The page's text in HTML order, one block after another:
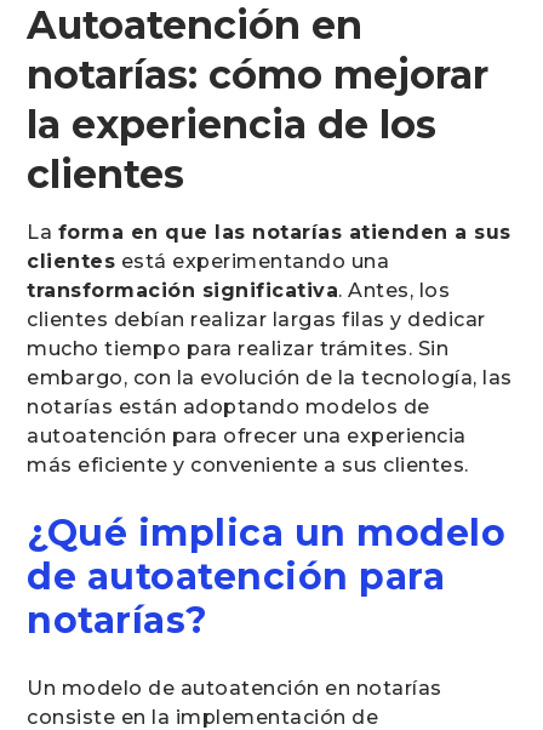
Autoatención en
notarías: cómo mejorar
la experiencia de los
clientes
La forma en que las notarías atienden a sus
clientes está experimentando una
transformación significativa. Antes, los
clientes debían realizar largas filas y dedicar
mucho tiempo para realizar trámites. Sin
embargo, con la evolución de la tecnología, las
notarías están adoptando modelos de
autoatención para ofrecer una experiencia
más eficiente y conveniente a sus clientes.
¿Qué implica un modelo
de autoatención para
notarías?
Un modelo de autoatención en notarías
consiste en la implementación de